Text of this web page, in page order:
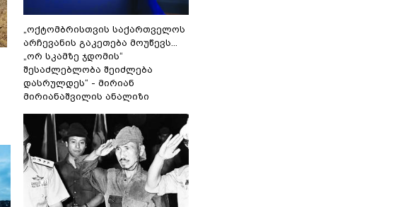
„ოქტომბრისთვის საქართველოს
არჩევანის გაკეთება მოუწევს...
„ორ სკამზე ჯდომის“
შესაძლებლობა შეიძლება
დასრულდეს“ - მირიან
მირიანაშვილის ანალიზი